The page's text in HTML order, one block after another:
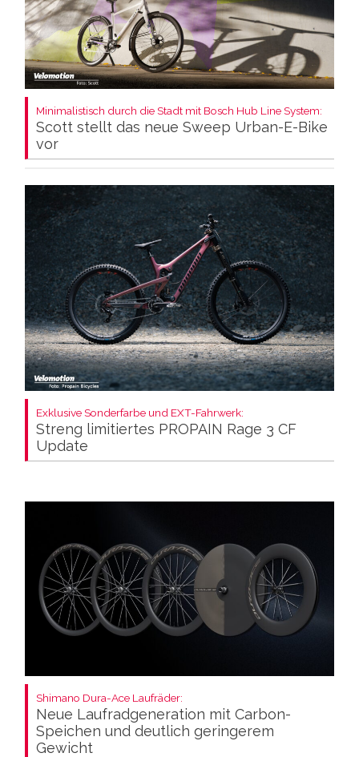
Minimalistisch durch die Stadt mit Bosch Hub Line System:
Scott stellt das neue Sweep Urban-E-Bike
vor
Exklusive Sonderfarbe und EXT-Fahrwerk:
Streng limitiertes PROPAIN Rage 3 CF
Update
Shimano Dura-Ace Laufräder:
Neue Laufradgeneration mit Carbon-
Speichen und deutlich geringerem
Gewicht